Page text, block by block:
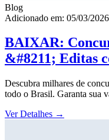
Blog
Adicionado em: 05/03/2026
BAIXAR:
&#8211; Editas
Descubra milhares de
todo o Brasil. Garanta sua
Ver Detalhes →